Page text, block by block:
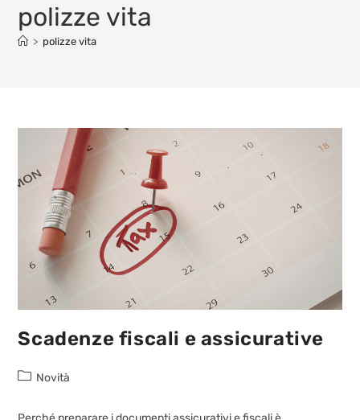
polizze vita
> polizze vita
Scadenze fiscali e assicurative
Novità